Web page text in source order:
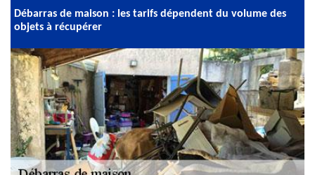
Débarras de maison : les tarifs dépendent du volume des
objets à récupérer